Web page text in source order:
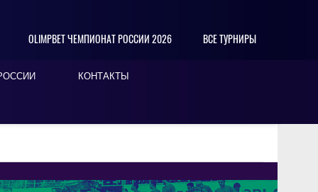
OLIMPBET ЧЕМПИОНАТ РОССИИ 2026 ВСЕ ТУРНИРЫ
КОНТАКТЫ